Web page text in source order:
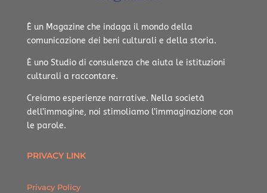
È un Magazine che indaga il mondo della
comunicazione dei beni culturali e della storia.
È uno Studio di consulenza che aiuta le istituzioni
culturali a raccontare.
Creiamo esperienze narrative. Nella società
dell’immagine, noi stimoliamo l’immaginazione con
le parole.
PRIVACY LINK
Privacy Policy